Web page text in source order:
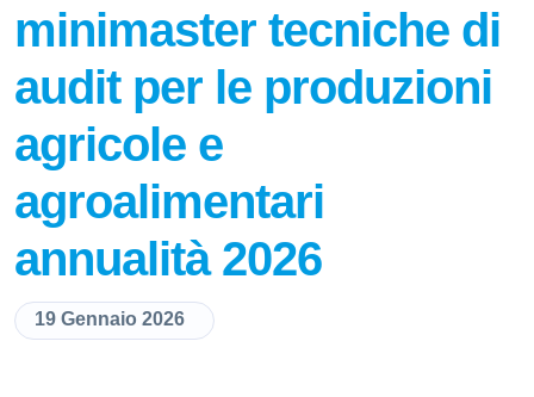
minimaster tecniche di
audit per le produzioni
agricole e
agroalimentari
annualità 2026
19 Gennaio 2026